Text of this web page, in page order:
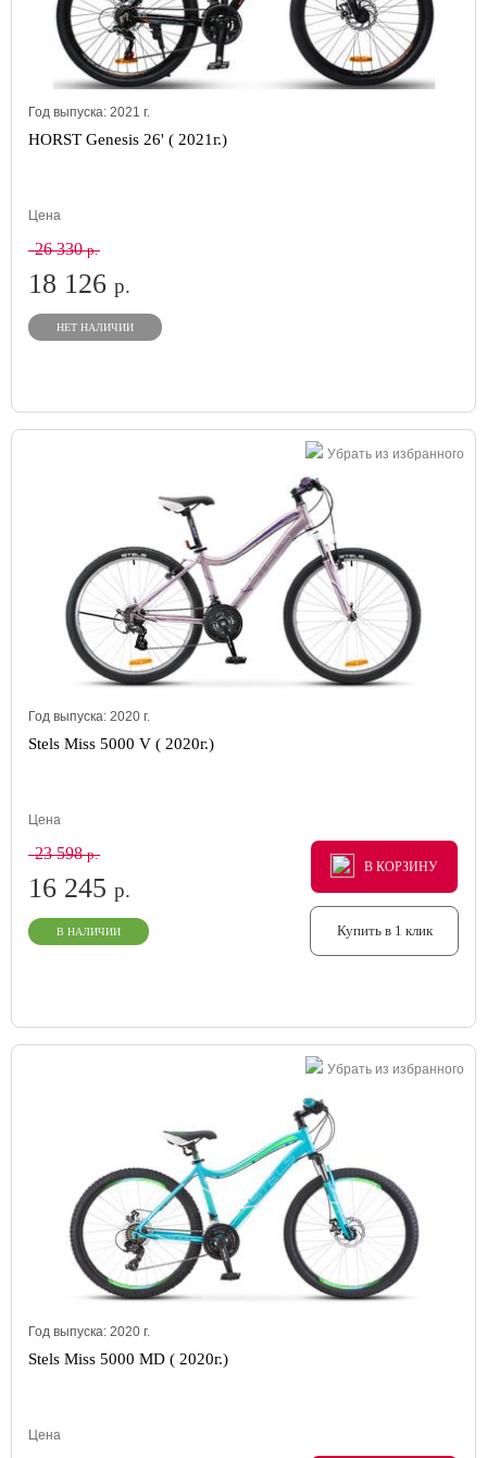
Год выпуска: 2021 г.
HORST Genesis 26' ( 2021г.)
Цена
26 330р.
18 126 р.
НЕТ НАЛИЧИИ
Убрать из избранного
Год выпуска: 2020 г.
Stels Miss 5000 V ( 2020г.)
Цена
23 598р.
16 245 р.
В НАЛИЧИИ
В КОРЗИНУ
В КОРЗИНУ
В КОРЗИНУ
Купить в 1 клик
Убрать из избранного
Год выпуска: 2020 г.
Stels Miss 5000 MD ( 2020г.)
Цена